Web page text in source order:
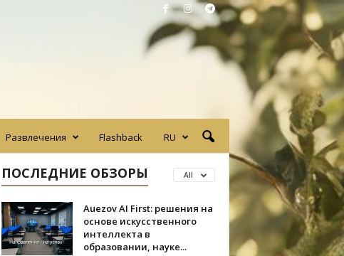
Развлечения Flashback RU
ПОСЛЕДНИЕ ОБЗОРЫ All
Auezov AI First: решения на
основе искусственного
интеллекта в
образовании, науке...